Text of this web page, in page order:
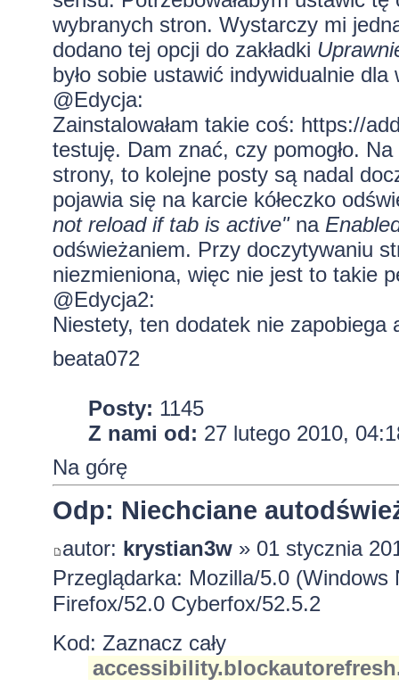
wybranych stron. Wystarczy mi
dodano tej opcji do zakładki
było sobie ustawić indywidualnie
@Edycja:
Zainstalowałam takie coś: https://
testuję. Dam znać, czy pomogło.
strony, to kolejne posty są nadal
pojawia się na karcie kółeczko
not reload if tab is active"na
odświeżaniem. Przy doczytywaniu
niezmieniona, więc nie jest to takie
@Edycja2:
Niestety, ten dodatek nie
beata072
Posty: 1145
Z nami od: 27 lutego 2010,
Na górę
Odp: Niechciane
autor: krystian3w» 01 stycznia
Przeglądarka: Mozilla/5.0
Firefox/52.0 Cyberfox/52.5.2
Kod: Zaznacz cały